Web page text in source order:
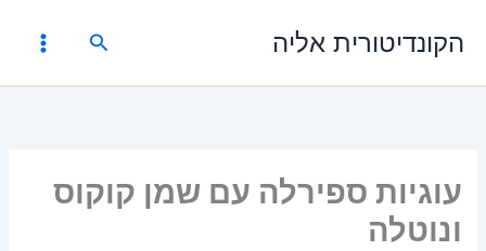
לתוכןהקונדיטורית אליה חיפוש
עוגיות ספירלה עם שמן קוקוס
ונוטלה